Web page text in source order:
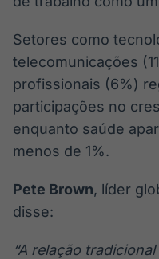
Setores como
telecomunicações
profissionais (6%)
participações no
enquanto saúde
menos de 1%.
Pete Brown, líder
disse:
“A relação